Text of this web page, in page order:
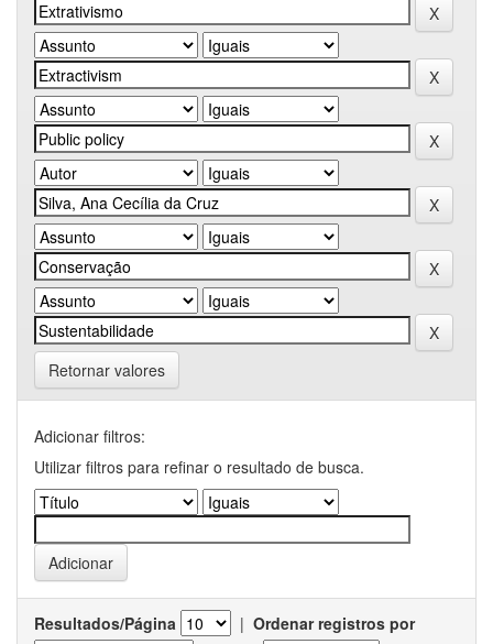
Retornar valores
Adicionar filtros:
Utilizar filtros para refinar o resultado de busca.
Resultados/Página | Ordenar registros por